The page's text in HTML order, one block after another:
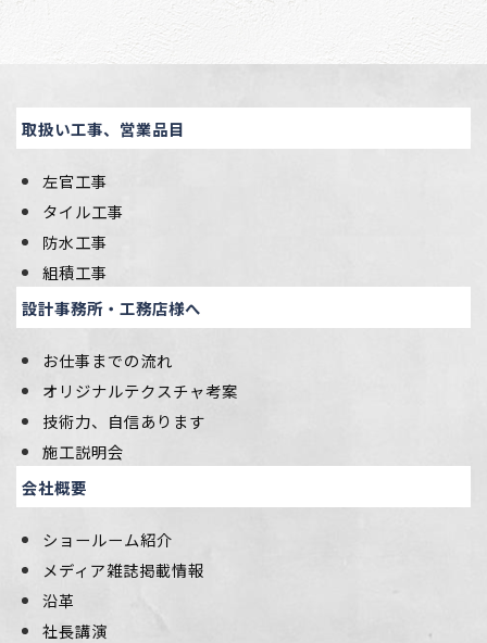
取扱い工事、営業品目
左官工事
タイル工事
防水工事
組積工事
設計事務所・工務店様へ
お仕事までの流れ
オリジナルテクスチャ考案
技術力、自信あります
施工説明会
会社概要
ショールーム紹介
メディア雑誌掲載情報
沿革
社長講演